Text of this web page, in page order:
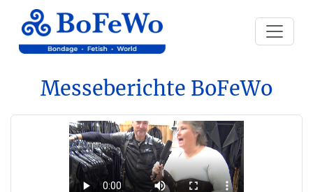
Messeberichte BoFeWo